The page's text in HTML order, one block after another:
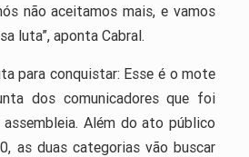
não aceitamos mais, e vamos
luta”, aponta Cabral.
para conquistar: Esse é o mote
dos comunicadores que foi
Além do ato público
as duas categorias vão buscar